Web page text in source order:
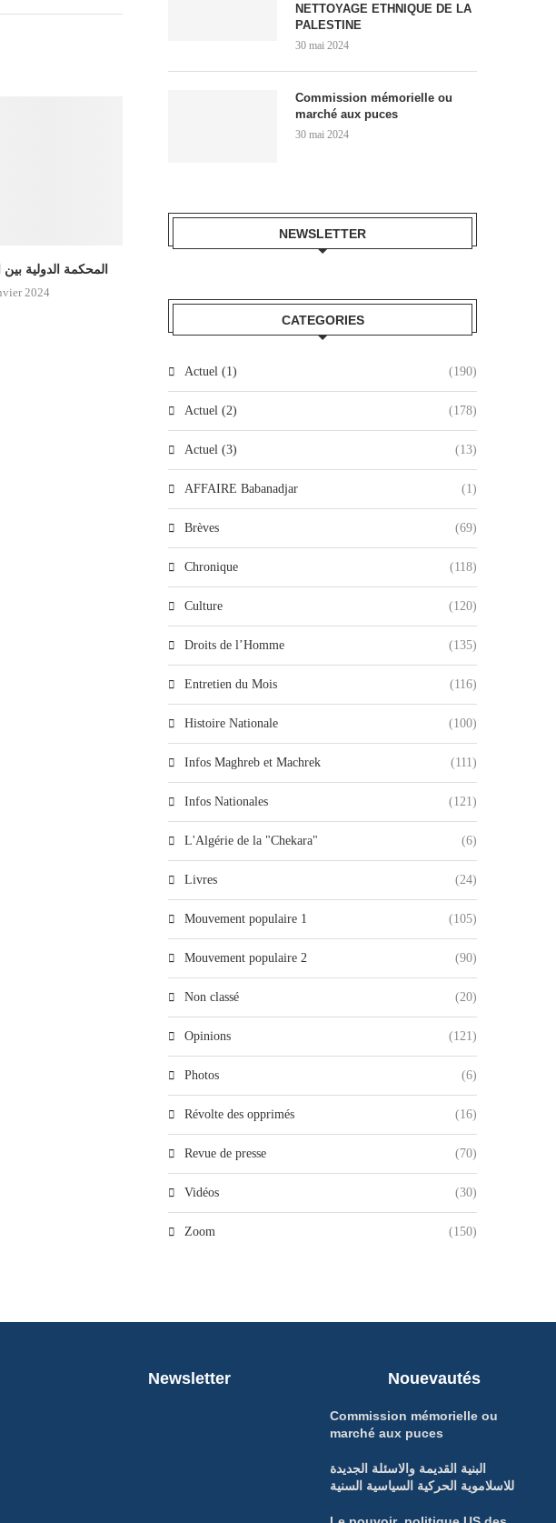
المحكمة الدولية
2024
NETTOYAGE ETHNIQUE DE LA
PALESTINE
30 mai 2024
Commission mémorielle ou
marché aux puces
30 mai 2024
NEWSLETTER
CATEGORIES
Actuel (1) (190)
Actuel (2) (178)
Actuel (3) (13)
AFFAIRE Babanadjar (1)
Brèves (69)
Chronique (118)
Culture (120)
Droits de l’Homme (135)
Entretien du Mois (116)
Histoire Nationale (100)
Infos Maghreb et Machrek (111)
Infos Nationales (121)
L'Algérie de la "Chekara" (6)
Livres (24)
Mouvement populaire 1 (105)
Mouvement populaire 2 (90)
Non classé (20)
Opinions (121)
Photos (6)
Révolte des opprimés (16)
Revue de presse (70)
Vidéos (30)
Zoom (150)
Newsletter Nouevautés
Commission mémorielle ou
marché aux puces
البنية القديمة والاسئلة الجديدة
للاسلاموية الحركية السياسية السنية